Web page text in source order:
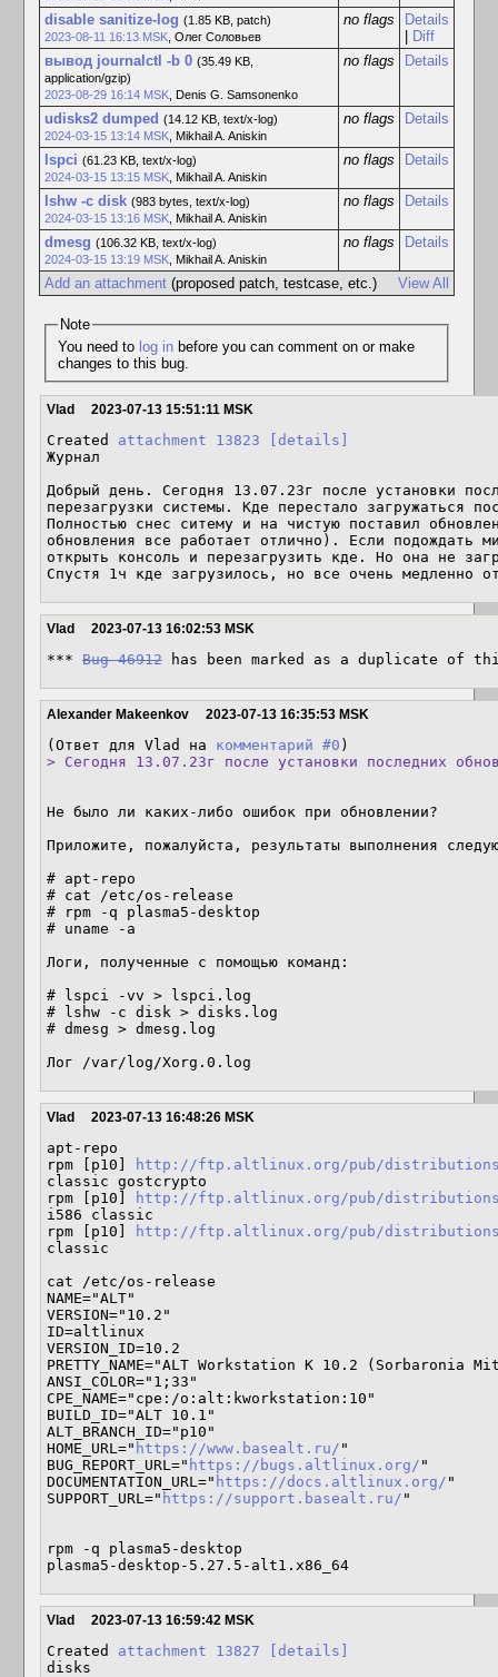
disable sanitize-log (1.85 KB, patch)
2023-08-11 16:13 MSK, Олег Соловьев
no flags
Details
Diff
вывод journalctl -b 0 (35.49 KB,
application/gzip)
2023-08-29 16:14 MSK, Denis G. Samsonenko
no flags Details
udisks2 dumped (14.12 KB, text/x-log)
2024-03-15 13:14 MSK, Mikhail A. Aniskin
no flags Details
lspci (61.23 KB, text/x-log)
2024-03-15 13:15 MSK, Mikhail A. Aniskin
no flags Details
lshw -c disk (983 bytes, text/x-log)
2024-03-15 13:16 MSK, Mikhail A. Aniskin
no flags Details
dmesg (106.32 KB, text/x-log)
2024-03-15 13:19 MSK, Mikhail A. Aniskin
no flags Details
View All
Add an attachment(proposed patch, testcase, etc.)
Note
You need to log inbefore you can comment on or make
changes to this bug.
Vlad 2023-07-13 15:51:11 MSK
Created attachment 13823
[details]
Журнал
Добрый день. Сегодня 13.07.23г после установки
перезагрузки системы. Кде перестало загружаться
Полностью снес ситему и на чистую поставил
обновления все работает отлично). Если подождать
открыть консоль и перезагрузить кде. Но она не
Спустя 1ч кде загрузилось, но все очень медленно
Vlad 2023-07-13 16:02:53 MSK
*** Bug 46912 has been marked as a duplicate of
Alexander Makeenkov 2023-07-13 16:35:53 MSK
(Ответ для Vlad на комментарий #0
> Сегодня 13.07.23г после установки последних
Не было ли каких-либо ошибок при обновлении?
Приложите, пожалуйста, результаты выполнения
# apt-repo
# cat /etc/os-release
# rpm -q plasma5-desktop
# uname -a
Логи, полученные с помощью команд:
# lspci -vv > lspci.log
# lshw -c disk > disks.log
# dmesg > dmesg.log
Лог /var/log/Xorg.0.log
Vlad 2023-07-13 16:48:26 MSK
apt-repo
rpm [p10]
http://ftp.altlinux.org/pub/distributions/
classic gostcrypto
rpm [p10]
http://ftp.altlinux.org/pub/distributions/
i586 classic
rpm [p10]
http://ftp.altlinux.org/pub/distributions/
classic
cat /etc/os-release
NAME="ALT"
VERSION="10.2"
ID=altlinux
VERSION_ID=10.2
PRETTY_NAME="ALT Workstation K 10.2 (Sorbaronia
ANSI_COLOR="1;33"
CPE_NAME="cpe:/o:alt:kworkstation:10"
BUILD_ID="ALT 10.1"
ALT_BRANCH_ID="p10"
HOME_URL=" https://www.basealt.ru/ "
BUG_REPORT_URL=" https://bugs.altlinux.org/ "
DOCUMENTATION_URL=" https://docs.altlinux.org/ "
SUPPORT_URL=" https://support.basealt.ru/ "
rpm -q plasma5-desktop
plasma5-desktop-5.27.5-alt1.x86_64
Vlad 2023-07-13 16:59:42 MSK
Created attachment 13827
[details]
disks